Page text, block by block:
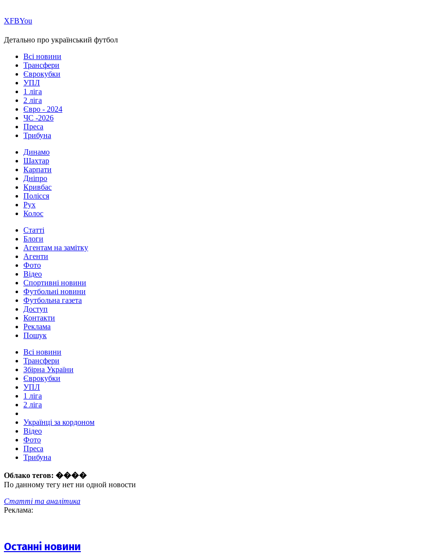
ХFBYou
Детально про український футбол
Всі новини
Трансфери
Єврокубки
УПЛ
1 ліга
2 ліга
Євро - 2024
ЧС -2026
Преса
Трибуна
Динамо
Шахтар
Карпати
Дніпро
Кривбас
Полісся
Рух
Колос
Статті
Блоги
Агентам на замітку
Агенти
Фото
Відео
Спортивні новини
Футбольні новини
Футбольна газета
Доступ
Контакти
Реклама
Пошук
Всі новини
Трансфери
Збірна України
Єврокубки
УПЛ
1 ліга
2 ліга
Українці за кордоном
Відео
Фото
Преса
Трибуна
Облако тегов: ����
По данному тегу нет ни одной новости
Статті та аналітика
Реклама:
Останні новини